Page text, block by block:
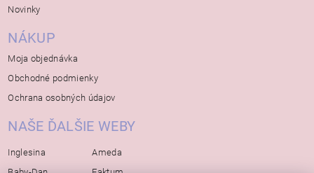
Novinky
NÁKUP
Moja objednávka
Obchodné podmienky
Ochrana osobných údajov
NAŠE ĎALŠIE WEBY
Inglesina
Ameda